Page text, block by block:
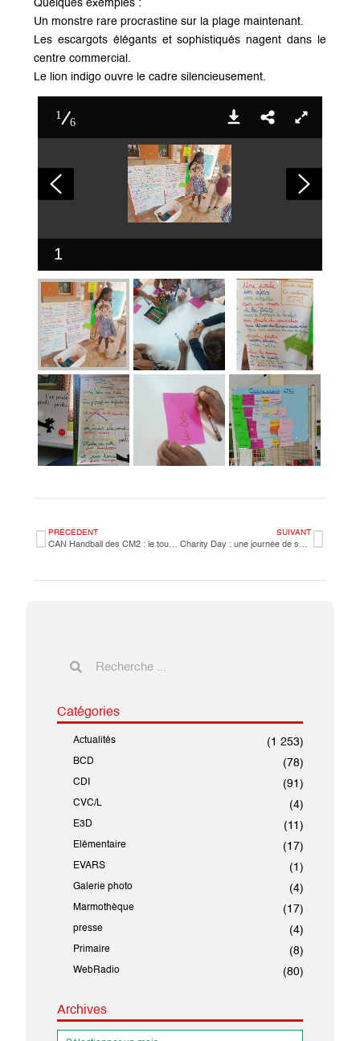
Quelques exemples :
Un monstre rare procrastine sur la plage maintenant.
Les escargots élégants et sophistiqués nagent dans le
centre commercial.
Le lion indigo ouvre le cadre silencieusement.
1
6
1
PRÉCÉDENT
CAN Handball des CM2 : le tournoi est lancé !
SUIVANT
Charity Day : une journée de solidarité à l’INIPA
Catégories
Actualités (1 253)
BCD (78)
CDI (91)
CVC/L (4)
E3D (11)
Elémentaire (17)
EVARS (1)
Galerie photo (4)
Marmothèque (17)
presse (4)
Primaire (8)
WebRadio (80)
Archives